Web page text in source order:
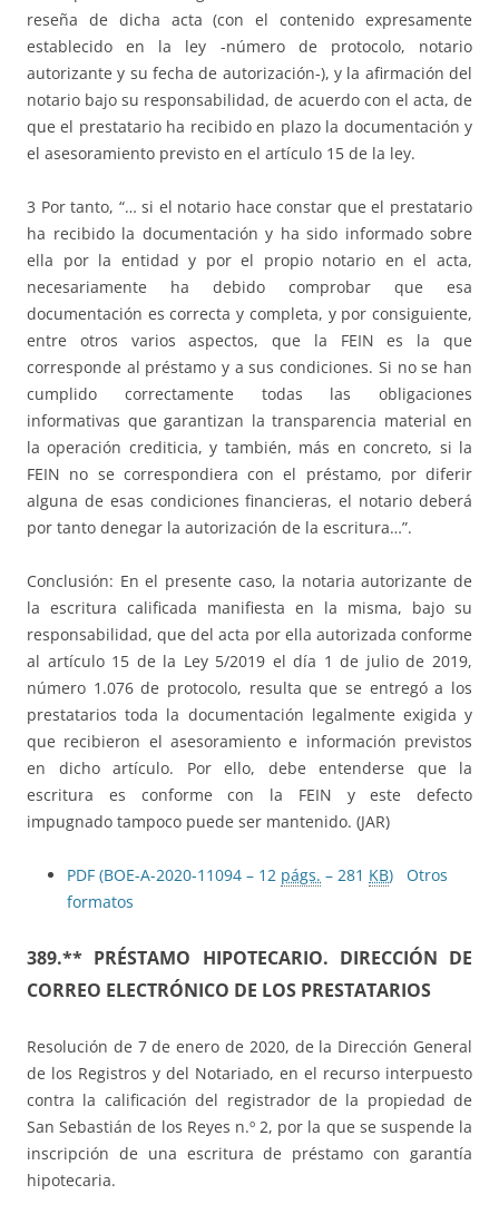
reseña de dicha acta (con el contenido expresamente
establecido en la ley -número de protocolo, notario
autorizante y su fecha de autorización-), y la afirmación del
notario bajo su responsabilidad, de acuerdo con el acta, de
que el prestatario ha recibido en plazo la documentación y
el asesoramiento previsto en el artículo 15 de la ley.
3 Por tanto, “… si el notario hace constar que el prestatario
ha recibido la documentación y ha sido informado sobre
ella por la entidad y por el propio notario en el acta,
necesariamente ha debido comprobar que esa
documentación es correcta y completa, y por consiguiente,
entre otros varios aspectos, que la FEIN es la que
corresponde al préstamo y a sus condiciones. Si no se han
cumplido correctamente todas las obligaciones
informativas que garantizan la transparencia material en
la operación crediticia, y también, más en concreto, si la
FEIN no se correspondiera con el préstamo, por diferir
alguna de esas condiciones financieras, el notario deberá
por tanto denegar la autorización de la escritura…”.
Conclusión: En el presente caso, la notaria autorizante de
la escritura calificada manifiesta en la misma, bajo su
responsabilidad, que del acta por ella autorizada conforme
al artículo 15 de la Ley 5/2019 el día 1 de julio de 2019,
número 1.076 de protocolo, resulta que se entregó a los
prestatarios toda la documentación legalmente exigida y
que recibieron el asesoramiento e información previstos
en dicho artículo. Por ello, debe entenderse que la
escritura es conforme con la FEIN y este defecto
impugnado tampoco puede ser mantenido. (JAR)
PDF (BOE-A-2020-11094 – 12 págs. – 281 KB)
Otros
formatos
389.** PRÉSTAMO HIPOTECARIO. DIRECCIÓN DE
CORREO ELECTRÓNICO DE LOS PRESTATARIOS
Resolución de 7 de enero de 2020, de la Dirección General
de los Registros y del Notariado, en el recurso interpuesto
contra la calificación del registrador de la propiedad de
San Sebastián de los Reyes n.º 2, por la que se suspende la
inscripción de una escritura de préstamo con garantía
hipotecaria.